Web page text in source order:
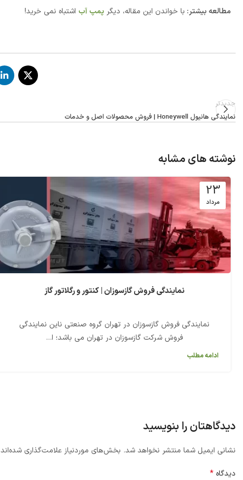
مطالعه بیشتر: با خواندن این مقاله، دیگر پمپ آب اشتباه نمی خرید!
جدیدتر
نمایندگی هانیول Honeywell | فروش محصولات اصل و خدمات
نوشته های مشابه
23
مرداد
نمایندگی فروش گازسوزان | کنتور و رگلاتور گاز
نمایندگی فروش گازسوزان در تهران گروه صنعتی ناین نمایندگی
فروش شرکت گازسوزان در تهران می باشد؛ ا...
ادامه مطلب
دیدگاهتان را بنویسید
نشانی ایمیل شما منتشر نخواهد شد. بخش‌های موردنیاز علامت‌گذاری شده‌اند
دیدگاه *